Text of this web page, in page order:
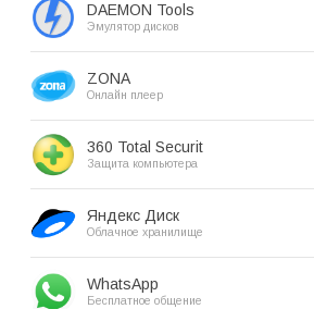
DAEMON Tools
Эмулятор дисков
ZONA
Онлайн плеер
360 Total Securit
Защита компьютера
Яндекс Диск
Облачное хранилище
WhatsApp
Бесплатное общение